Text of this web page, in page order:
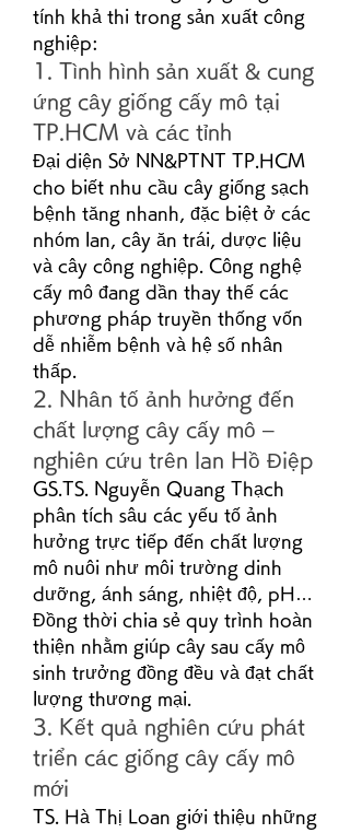
tính khả thi trong sản xuất công
nghiệp:
1. Tình hình sản xuất & cung
ứng cây giống cấy mô tại
TP.HCM và các tỉnh
Đại diện Sở NN&PTNT TP.HCM
cho biết nhu cầu cây giống sạch
bệnh tăng nhanh, đặc biệt ở các
nhóm lan, cây ăn trái, dược liệu
và cây công nghiệp. Công nghệ
cấy mô đang dần thay thế các
phương pháp truyền thống vốn
dễ nhiễm bệnh và hệ số nhân
thấp.
2. Nhân tố ảnh hưởng đến
chất lượng cây cấy mô –
nghiên cứu trên lan Hồ Điệp
GS.TS. Nguyễn Quang Thạch
phân tích sâu các yếu tố ảnh
hưởng trực tiếp đến chất lượng
mô nuôi như môi trường dinh
dưỡng, ánh sáng, nhiệt độ, pH…
Đồng thời chia sẻ quy trình hoàn
thiện nhằm giúp cây sau cấy mô
sinh trưởng đồng đều và đạt chất
lượng thương mại.
3. Kết quả nghiên cứu phát
triển các giống cây cấy mô
mới
TS. Hà Thị Loan giới thiệu những